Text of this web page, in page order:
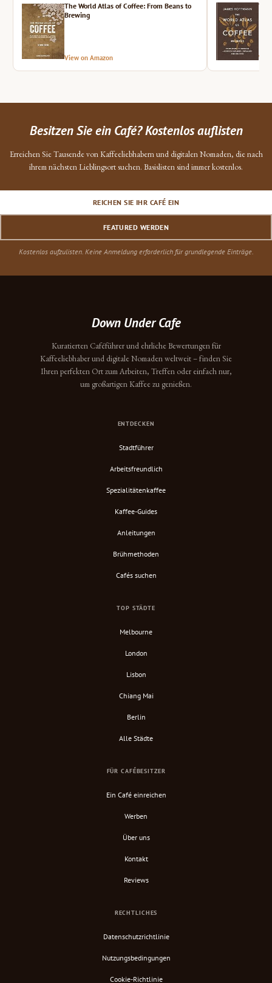
The World Atlas of Coffee: From Beans to
Brewing
View on Amazon
Besitzen Sie ein Café? Kostenlos auflisten
Erreichen Sie Tausende von Kaffeeliebhabern und digitalen Nomaden, die nach
ihrem nächsten Lieblingsort suchen. Basislisten sind immer kostenlos.
REICHEN SIE IHR CAFÉ EIN
FEATURED WERDEN
Kostenlos aufzulisten. Keine Anmeldung erforderlich für grundlegende Einträge.
Down Under Cafe
Kuratierten Caféführer und ehrliche Bewertungen für
Kaffeeliebhaber und digitale Nomaden weltweit – finden Sie
Ihren perfekten Ort zum Arbeiten, Treffen oder einfach nur,
um großartigen Kaffee zu genießen.
ENTDECKEN
Stadtführer
Arbeitsfreundlich
Spezialitätenkaffee
Kaffee-Guides
Anleitungen
Brühmethoden
Cafés suchen
TOP STÄDTE
Melbourne
London
Lisbon
Chiang Mai
Berlin
Alle Städte
FÜR CAFÉBESITZER
Ein Café einreichen
Werben
Über uns
Kontakt
Reviews
RECHTLICHES
Datenschutzrichtlinie
Nutzungsbedingungen
Cookie-Richtlinie